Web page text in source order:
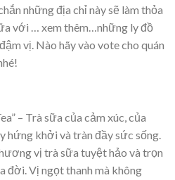
những địa chỉ này sẽ làm thỏa
với
… xem thêm… những ly đồ
vị. Nào hãy vào vote cho quán
– Trà sữa của cảm xúc, của
hứng khởi và tràn đầy sức sống.
vị trà sữa tuyệt hảo và trọn
đời. Vị ngọt thanh mà không